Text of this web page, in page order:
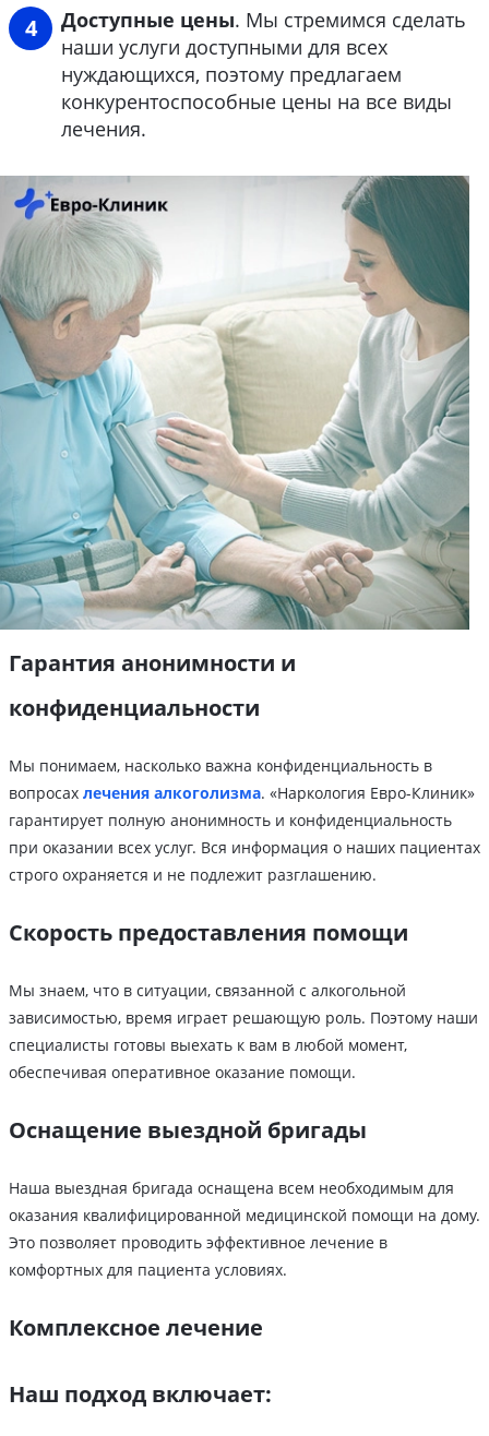
Доступные цены. Мы стремимся сделать
наши услуги доступными для всех
нуждающихся, поэтому предлагаем
конкурентоспособные цены на все виды
лечения.
Гарантия анонимности и
конфиденциальности
Мы понимаем, насколько важна конфиденциальность в
вопросах лечения алкоголизма. «Наркология Евро-Клиник»
гарантирует полную анонимность и конфиденциальность
при оказании всех услуг. Вся информация о наших пациентах
строго охраняется и не подлежит разглашению.
Скорость предоставления помощи
Мы знаем, что в ситуации, связанной с алкогольной
зависимостью, время играет решающую роль. Поэтому наши
специалисты готовы выехать к вам в любой момент,
обеспечивая оперативное оказание помощи.
Оснащение выездной бригады
Наша выездная бригада оснащена всем необходимым для
оказания квалифицированной медицинской помощи на дому.
Это позволяет проводить эффективное лечение в
комфортных для пациента условиях.
Комплексное лечение
Наш подход включает: